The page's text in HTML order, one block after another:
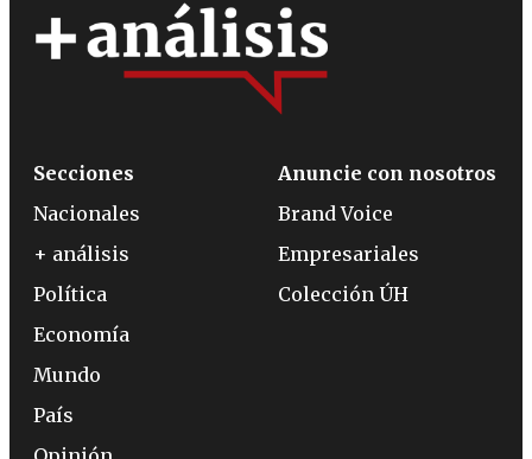
Secciones
Nacionales
+ análisis
Política
Economía
Mundo
País
Anuncie con nosotros
Brand Voice
Empresariales
Colección ÚH